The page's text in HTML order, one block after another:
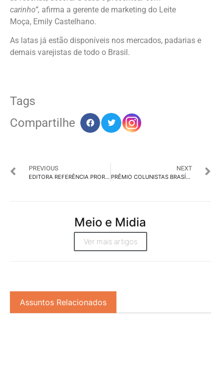
carinho”, afirma a gerente de marketing do Leite
Moça, Emily Castelhano.
As latas já estão disponíveis nos mercados, padarias e
demais varejistas de todo o Brasil.
Tags
Compartilhe
PREVIOUS
EDITORA REFERÊNCIA PRORROGA INSCRIÇÕES DO PRÊMIO COLUNISTAS 2025 ATENDENDO SOLICITAÇÕES DO MERCADO
NEXT
PRÊMIO COLUNISTAS BRASÍLIA: 40 ANOS DE PROTAGONISMO
Meio e Midia
Ver mais artigos
Assuntos Relacionados